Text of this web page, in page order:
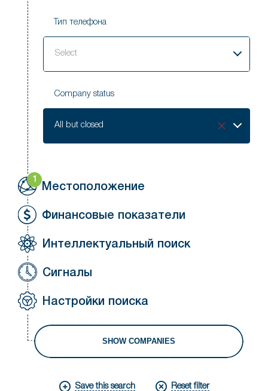
Тип телефона
Select
Company status
All but closed
status
Местоположение
1
Финансовые показатели
Интеллектуальный поиск
Сигналы
Настройки поиска
SHOW COMPANIES
Save this search Reset filter